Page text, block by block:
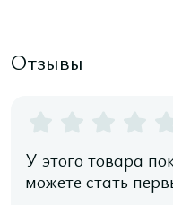
Отзывы
У этого товара
можете стать